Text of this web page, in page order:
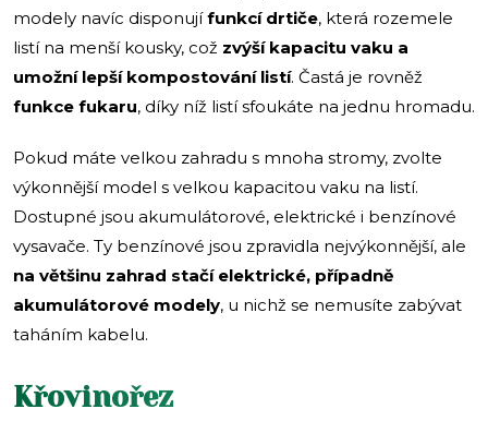
modely navíc disponujífunkcí drtiče, která rozemele
listí na menší kousky, což zvýší kapacitu vaku a
umožní lepší kompostování listí. Častá je rovněž
funkce fukaru, díky níž listí sfoukáte na jednu hromadu.
Pokud máte velkou zahradu s mnoha stromy, zvolte
výkonnější model s velkou kapacitou vaku na listí.
Dostupné jsou akumulátorové, elektrické i benzínové
vysavače. Ty benzínové jsou zpravidla nejvýkonnější, ale
na většinu zahrad stačí elektrické, případně
akumulátorové modely, u nichž se nemusíte zabývat
taháním kabelu.
Křovinořez